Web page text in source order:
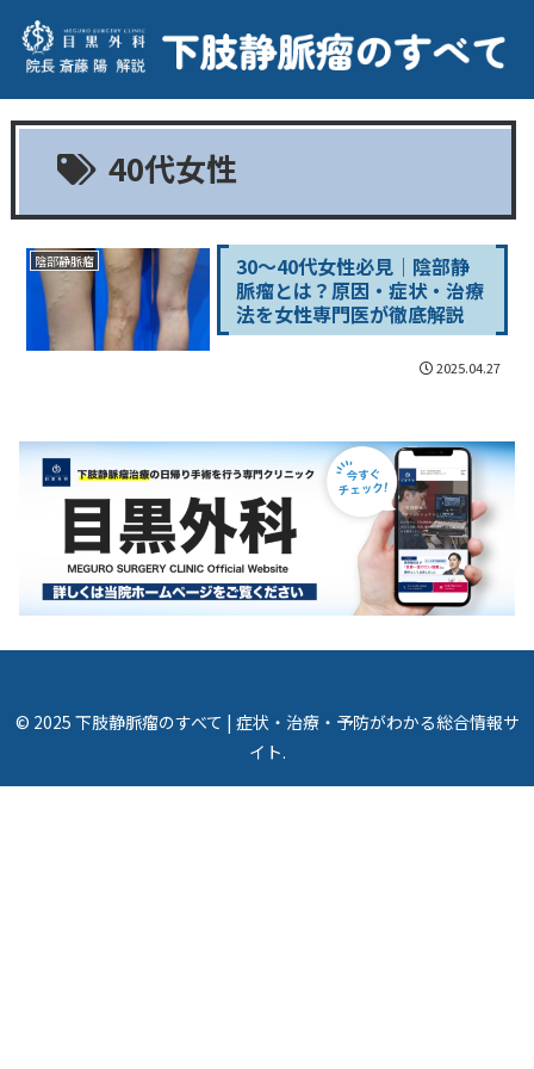
40代女性
陰部静脈瘤
30～40代女性必見｜陰部静
脈瘤とは？原因・症状・治療
法を女性専門医が徹底解説
2025.04.27
© 2025 下肢静脈瘤のすべて | 症状・治療・予防がわかる総合情報サ
イト.